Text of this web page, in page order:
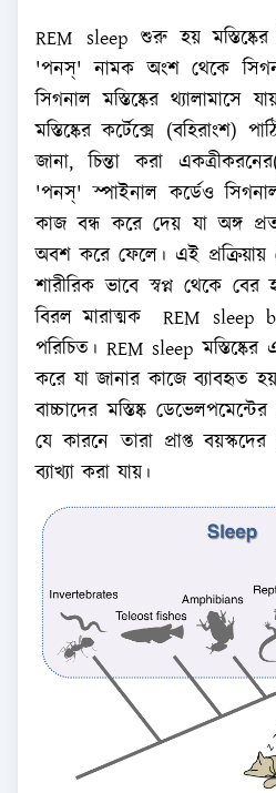
REM sleep শুরু হয় মস্তিষ্কের
'পনস্‌' নামক অংশ থেকে
সিগনাল মস্তিষ্কের থ্যালামাসে
মস্তিষ্কের কর্টেক্সে (বহিরাংশ)
জানা, চিন্তা করা
'পনস্‌' স্পাইনাল কর্ডেও
কাজ বন্ধ করে দেয় যা অঙ্গ
অবশ করে ফেলে। এই
শারীরিক ভাবে স্বপ্ন থেকে
বিরল মারাত্মক REM sleep
পরিচিত। REM sleep
করে যা জানার কাজে ব্যাবহৃত
বাচ্চাদের মস্তিষ্ক
যে কারনে তারা প্রাপ্ত
ব্যাখ্যা করা যায়।